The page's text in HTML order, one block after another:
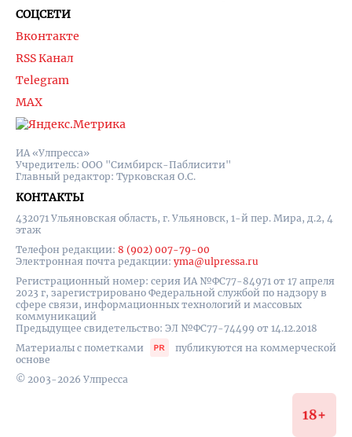
ИА «Улпресса»
Учредитель: ООО "Симбирск-Паблисити"
Главный редактор: Турковская О.С.
КОНТАКТЫ
432071 Ульяновская область, г. Ульяновск, 1-й пер. Мира, д.2, 4
этаж
Телефон редакции: 8 (902) 007-79-00
Электронная почта редакции: yma@ulpressa.ru
Регистрационный номер: серия ИА №ФС77-84971 от 17 апреля
2023 г, зарегистрировано Федеральной службой по надзору в
сфере связи, информационных технологий и массовых
коммуникаций
Предыдущее свидетельство: ЭЛ №ФС77-74499 от 14.12.2018
Материалы с пометками
публикуются на коммерческой
основе
© 2003-2026 Улпресса
СОЦСЕТИ
Вконтакте
RSS Канал
Telegram
MAX